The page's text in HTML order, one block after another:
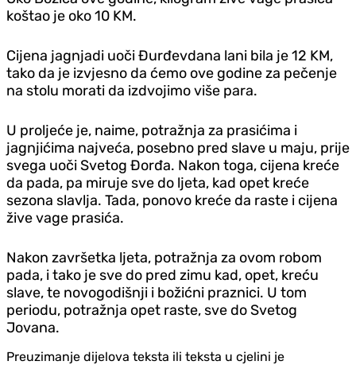
koštao je oko 10 KM.
Cijena jagnjadi uoči Đurđevdana lani bila je 12 KM,
tako da je izvjesno da ćemo ove godine za pečenje
na stolu morati da izdvojimo više para.
U proljeće je, naime, potražnja za prasićima i
jagnjićima najveća, posebno pred slave u maju, prije
svega uoči Svetog Đorđa. Nakon toga, cijena kreće
da pada, pa miruje sve do ljeta, kad opet kreće
sezona slavlja. Tada, ponovo kreće da raste i cijena
žive vage prasića.
Nakon završetka ljeta, potražnja za ovom robom
pada, i tako je sve do pred zimu kad, opet, kreću
slave, te novogodišnji i božićni praznici. U tom
periodu, potražnja opet raste, sve do Svetog
Jovana.
Preuzimanje dijelova teksta ili teksta u cjelini je